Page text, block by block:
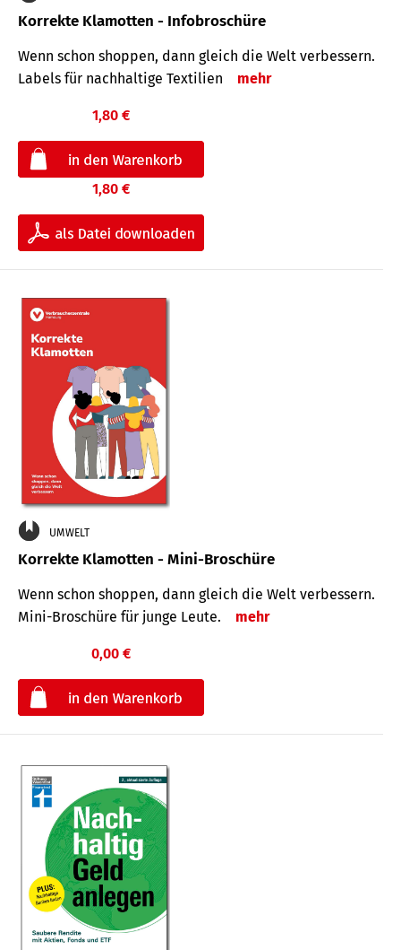
Korrekte Klamotten - Infobroschüre
Wenn schon shoppen, dann gleich die Welt verbessern.
Labels für nachhaltige Textilien
mehr
1,80 €
1,80 €
UMWELT
Korrekte Klamotten - Mini-Broschüre
Wenn schon shoppen, dann gleich die Welt verbessern.
Mini-Broschüre für junge Leute.
mehr
0,00 €